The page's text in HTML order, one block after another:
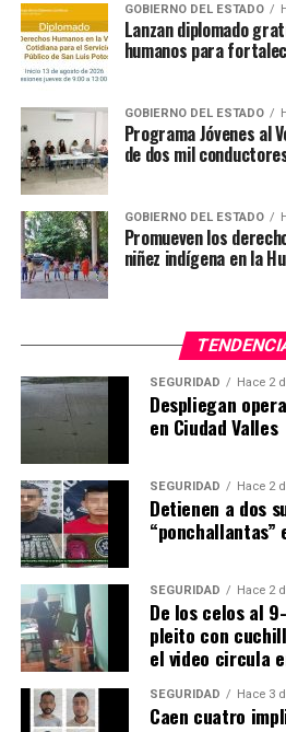
GOBIERNO DEL ESTADO
Lanzan diplomado
humanos para
GOBIERNO DEL ESTADO
Programa Jóvenes al
de dos mil
GOBIERNO DEL ESTADO
Promueven los
niñez indígena en la
SEGURIDAD Hace 2
Despliegan
en Ciudad Valles
SEGURIDAD Hace 2
Detienen a dos
“ponchallantas”
SEGURIDAD Hace 2
De los celos al
pleito con
el video circula
SEGURIDAD Hace 3
Caen cuatro